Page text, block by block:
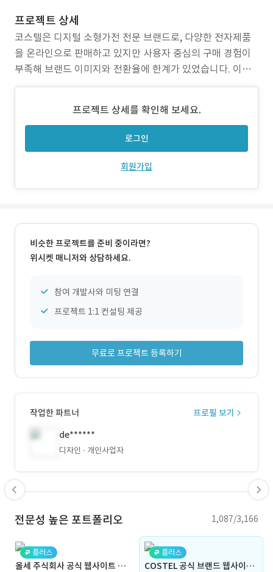
프로젝트 상세
코스텔은 디지털 소형가전 전문 브랜드로, 다양한 전자제품
을 온라인으로 판매하고 있지만 사용자 중심의 구매 경험이
부족해 브랜드 이미지와 전환율에 한계가 있었습니다. 이번
프로젝트는 제품의 기능성과 감성적 브랜드 이미지를 동시에
목표로 진행되었습니다. 특히 전자제품에 익숙하지 않은 사
용자도 제품을 쉽게 비교·탐색할 수 있도록 정보 구조를 재
프로젝트 상세를 확인해 보세요.
로그인
회원가입
비슷한 프로젝트를 준비 중이라면?
위시켓 매니저와 상담하세요.
참여 개발사와 미팅 연결
프로젝트 1:1 컨설팅 제공
무료로 프로젝트 등록하기
작업한 파트너
프로필 보기
de******
디자인 개인사업자
전문성 높은 포트폴리오 1,087/3,166
플러스
올세 주식회사 공식 웹사이트 구축
플러스
COSTEL 공식 브랜드 웹사이트 리뉴얼